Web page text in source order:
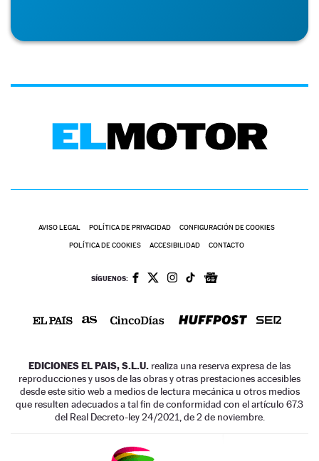
AVISO LEGAL POLÍTICA DE PRIVACIDAD CONFIGURACIÓN DE COOKIES
POLÍTICA DE COOKIES ACCESIBILIDAD CONTACTO
SÍGUENOS:
EDICIONES EL PAIS, S.L.U. realiza una reserva expresa de las
reproducciones y usos de las obras y otras prestaciones accesibles
desde este sitio web a medios de lectura mecánica u otros medios
que resulten adecuados a tal fin de conformidad con el artículo 67.3
del Real Decreto-ley 24/2021, de 2 de noviembre.